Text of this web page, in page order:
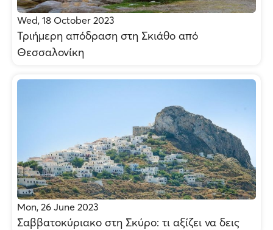
Wed, 18 October 2023
Τριήμερη απόδραση στη Σκιάθο από
Θεσσαλονίκη
Mon, 26 June 2023
Σαββατοκύριακο στη Σκύρο: τι αξίζει να δεις